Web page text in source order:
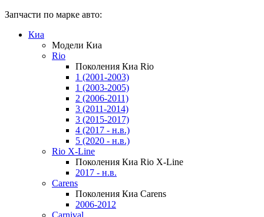
Запчасти по марке авто:
Киа
Модели Киа
Rio
Поколения Киа Rio
1 (2001-2003)
1 (2003-2005)
2 (2006-2011)
3 (2011-2014)
3 (2015-2017)
4 (2017 - н.в.)
5 (2020 - н.в.)
Rio X-Line
Поколения Киа Rio X-Line
2017 - н.в.
Carens
Поколения Киа Carens
2006-2012
Carnival